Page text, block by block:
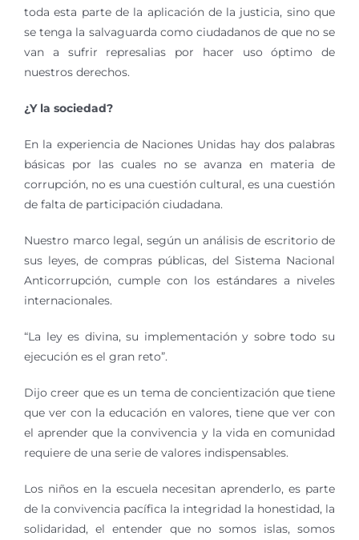
toda esta parte de la aplicación de la justicia, sino que
se tenga la salvaguarda como ciudadanos de que no se
van a sufrir represalias por hacer uso óptimo de
nuestros derechos.
¿Y la sociedad?
En la experiencia de Naciones Unidas hay dos palabras
básicas por las cuales no se avanza en materia de
corrupción, no es una cuestión cultural, es una cuestión
de falta de participación ciudadana.
Nuestro marco legal, según un análisis de escritorio de
sus leyes, de compras públicas, del Sistema Nacional
Anticorrupción, cumple con los estándares a niveles
internacionales.
“La ley es divina, su implementación y sobre todo su
ejecución es el gran reto”.
Dijo creer que es un tema de concientización que tiene
que ver con la educación en valores, tiene que ver con
el aprender que la convivencia y la vida en comunidad
requiere de una serie de valores indispensables.
Los niños en la escuela necesitan aprenderlo, es parte
de la convivencia pacífica la integridad la honestidad, la
solidaridad, el entender que no somos islas, somos